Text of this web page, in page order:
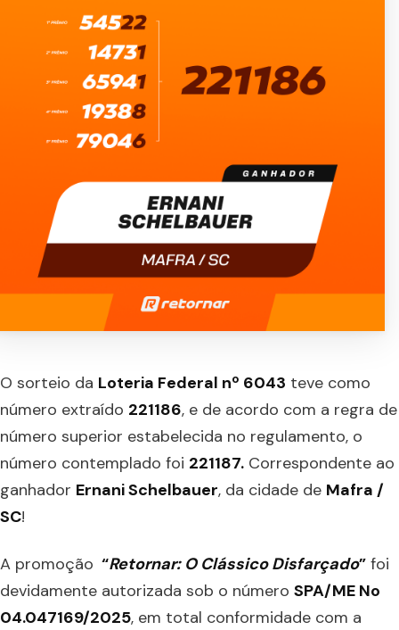
O sorteio da Loteria Federal nº 6043 teve como
número extraído 221186, e de acordo com a regra de
número superior estabelecida no regulamento, o
número contemplado foi 221187. Correspondente ao
ganhador Ernani Schelbauer, da cidade de Mafra /
SC!
A promoção “Retornar: O Clássico Disfarçado” foi
devidamente autorizada sob o número SPA/ME No
04.047169/2025, em total conformidade com a